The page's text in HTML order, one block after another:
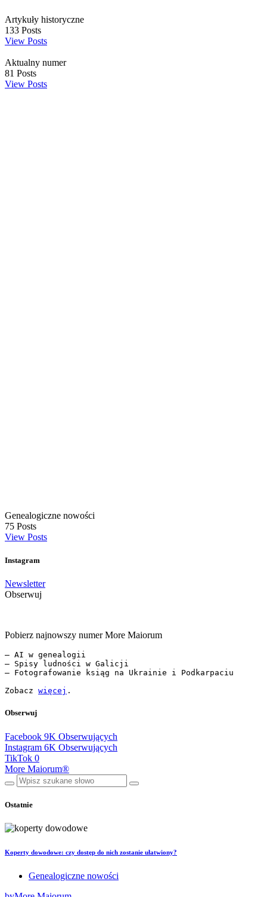
Artykuły historyczne
133 Posts
View Posts
Aktualny numer
81 Posts
View Posts
Genealogiczne nowości
75 Posts
View Posts
Instagram
Newsletter
Obserwuj
Pobierz najnowszy numer More Maiorum
— AI w genealogii
— Spisy ludności w Galicji
— Fotografowanie ksiąg na Ukrainie i Podkarpaciu
Zobacz więcej .
Obserwuj
Facebook 9K Obserwujących
Instagram 6K Obserwujących
TikTok 0
More Maiorum®
Ostatnie
Koperty dowodowe: czy dostęp do nich zostanie ułatwiony?
Genealogiczne nowości